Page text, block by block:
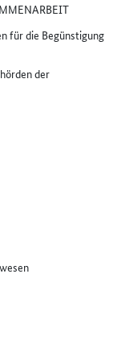
für die Begünstigung
der